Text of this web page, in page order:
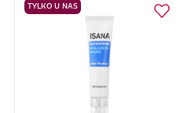
TYLKO U NAS